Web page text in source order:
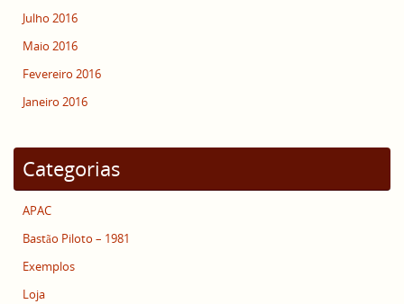
Julho 2016
Maio 2016
Fevereiro 2016
Janeiro 2016
Categorias
APAC
Bastão Piloto – 1981
Exemplos
Loja